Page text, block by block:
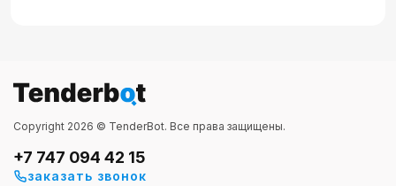
Copyright 2026 © TenderBot. Все права защищены.
+7 747 094 42 15
заказать звонок